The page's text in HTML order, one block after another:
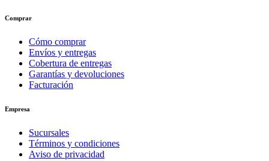
Comprar
Cómo comprar
Envíos y entregas
Cobertura de entregas
Garantías y devoluciones
Facturación
Empresa
Sucursales
Términos y condiciones
Aviso de privacidad